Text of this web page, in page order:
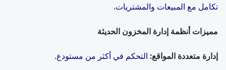
تكامل مع المبيعات والمشتريات.
مميزات أنظمة إدارة المخزون الحديثة
إدارة متعددة المواقع: التحكم في أكثر من مستودع.